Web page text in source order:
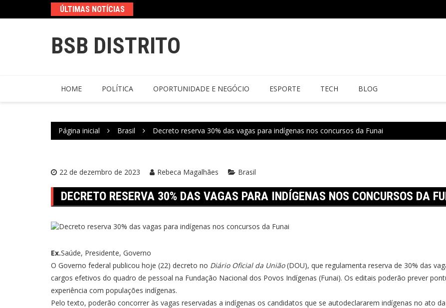
ÚLTIMAS NOTÍCIAS
BSB DISTRITO
HOME POLÍTICA OPORTUNIDADE E NEGÓCIO ESPORTE TECH BLOG
Página inicial Brasil Decreto reserva 30% das vagas para indígenas nos concursos da Funai
22 de dezembro de 2023 Rebeca Magalhães Brasil
DECRETO RESERVA 30% DAS VAGAS PARA INDÍGENAS NOS CONCURSOS DA
Ex.Saúde, Presidente, Governo
O Governo federal publicou hoje (22) decreto no Diário Oficial da União(DOU), que regulamenta reserva de 30% das
cargos efetivos do quadro de pessoal na Fundação Nacional dos Povos Indígenas (Funai). Os editais poderão prever
experiência com populações indígenas.
Pelo texto, poderão concorrer às vagas reservadas a indígenas os candidatos que se autodeclararem indígenas no ato